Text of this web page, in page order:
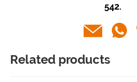
542.
Related products